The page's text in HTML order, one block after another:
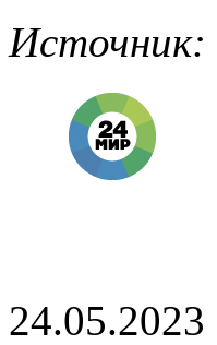
Источник:
24.05.2023